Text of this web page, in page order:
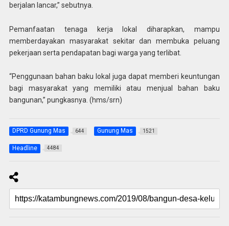
berjalan lancar,” sebutnya.
Pemanfaatan tenaga kerja lokal diharapkan, mampu
memberdayakan masyarakat sekitar dan membuka peluang
pekerjaan serta pendapatan bagi warga yang terlibat.
“Penggunaan bahan baku lokal juga dapat memberi keuntungan
bagi masyarakat yang memiliki atau menjual bahan baku
bangunan,” pungkasnya. (hms/srn)
DPRD Gunung Mas 644 Gunung Mas 1521
Headline 4484